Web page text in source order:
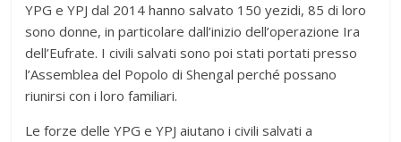
YPG e YPJ dal 2014 hanno salvato 150 yezidi, 85 di loro
sono donne, in particolare dall’inizio dell’operazione Ira
dell’Eufrate. I civili salvati sono poi stati portati presso
l’Assemblea del Popolo di Shengal perché possano
riunirsi con i loro familiari.
Le forze delle YPG e YPJ aiutano i civili salvati a